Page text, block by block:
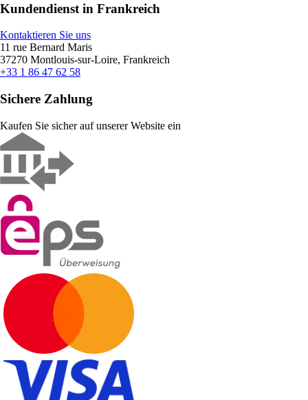
Kundendienst in Frankreich
Kontaktieren Sie uns
11 rue Bernard Maris
37270 Montlouis-sur-Loire, Frankreich
+33 1 86 47 62 58
Sichere Zahlung
Kaufen Sie sicher auf unserer Website ein